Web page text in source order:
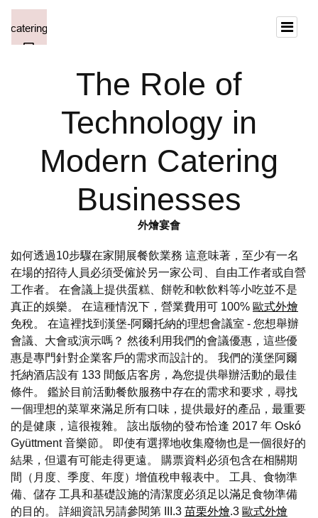
The Role of
Technology in
Modern Catering
Businesses
外燴宴會
如何透過10步驟在家開展餐飲業務 這意味著，至少有一名
在場的招待人員必須受僱於另一家公司、自由工作者或自營
工作者。 在會議上提供蛋糕、餅乾和軟飲料等小吃並不是
真正的娛樂。 在這種情況下，營業費用可 100% 歐式外燴
免稅。 在這裡找到漢堡-阿爾托納的理想會議室 - 您想舉辦
會議、大會或演示嗎？ 然後利用我們的會議優惠，這些優
惠是專門針對企業客戶的需求而設計的。 我們的漢堡阿爾
托納酒店設有 133 間飯店客房，為您提供舉辦活動的最佳
條件。 鑑於目前活動餐飲服務中存在的需求和要求，尋找
一個理想的菜單來滿足所有口味，提供最好的產品，最重要
的是健康，這很複雜。 該出版物的發布恰逢 2017 年 Oskó
Gyüttment 音樂節。 即使有選擇地收集廢物也是一個很好的
結果，但還有可能走得更遠。 購票資料必須包含在相關期
間（月度、季度、年度）增值稅申報表中。 工具、食物準
備、儲存 工具和基礎設施的清潔度必須足以滿足食物準備
的目的。 詳細資訊另請參閱第 III.3 苗栗外燴.3 歐式外燴